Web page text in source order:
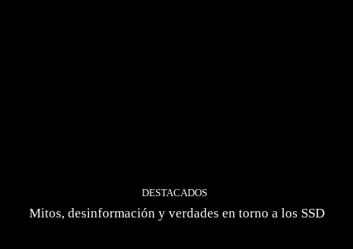
DESTACADOS
Mitos, desinformación y verdades en torno a los SSD